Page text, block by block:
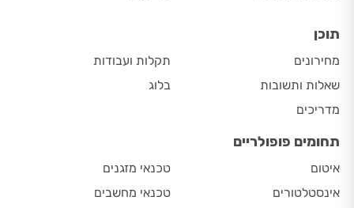
תוכן
מחירונים
שאלות ותשובות
מדריכים
תקלות ועבודות
בלוג
תחומים פופולריים
איטום
אינסטלטורים
טכנאי מזגנים
טכנאי מחשבים